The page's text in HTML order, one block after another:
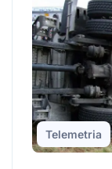
Telemetria